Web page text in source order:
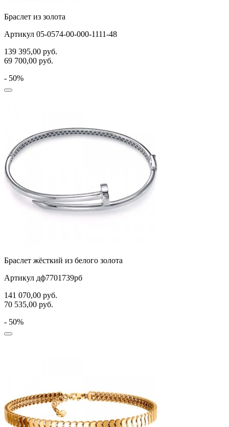
Браслет из золота
Артикул 05-0574-00-000-1111-48
139 395,00 руб.
69 700,00 руб.
- 50%
Браслет жёсткий из белого золота
Артикул дф7701739рб
141 070,00 руб.
70 535,00 руб.
- 50%